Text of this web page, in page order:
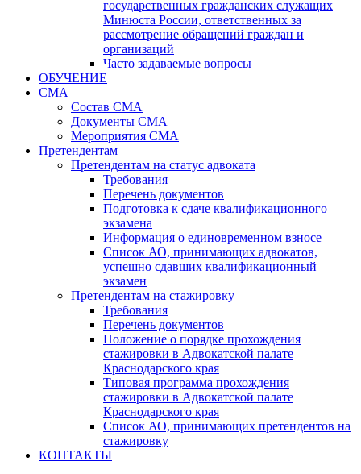
государственных гражданских служащих
Минюста России, ответственных за
рассмотрение обращений граждан и
организаций
Часто задаваемые вопросы
ОБУЧЕНИЕ
СМА
Состав СМА
Документы СМА
Мероприятия СМА
Претендентам
Претендентам на статус адвоката
Требования
Перечень документов
Подготовка к сдаче квалификационного
экзамена
Информация о единовременном взносе
Список АО, принимающих адвокатов,
успешно сдавших квалификационный
экзамен
Претендентам на стажировку
Требования
Перечень документов
Положение о порядке прохождения
стажировки в Адвокатской палате
Краснодарского края
Типовая программа прохождения
стажировки в Адвокатской палате
Краснодарского края
Список АО, принимающих претендентов на
стажировку
КОНТАКТЫ